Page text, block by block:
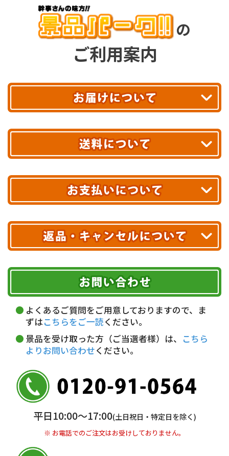
の
ご利用案内
最短翌日お届け!
あす着エリアが対象です。
エリアやお届け日の確認はこちら▶
※ 配送業者による配送遅延が生じる可能性がございます。
※ 沖縄・離島はお届けできません。
送料無料!
10,000円未満 全国一律1,100円(税込)
配送業者
ヤマト運輸
お届け可能時間帯
午前中 14～16時
16～18時
18～20時
19～21時 指定なし
クレジットカード
代金引換(現金のみ)
5,000円未満…330円(税込)
銀行振込(前払い)
普通 7263489
＜口座名＞ カ）ディースタイル
※ 振込み手数料お客様ご負担。
期限を含むルール（条件）や、お客様にご負担い
ただく費用がございます。
詳しくはこちら▶
よくあるご質問をご用意しておりますので、ま
ずはこちらをご一読ください。
景品を受け取った方（ご当選者様）は、 こちら
よりお問い合わせください。
平日10:00〜17:00(土日祝日・特定日を除く)
※ お電話でのご注文はお受けしておりません。